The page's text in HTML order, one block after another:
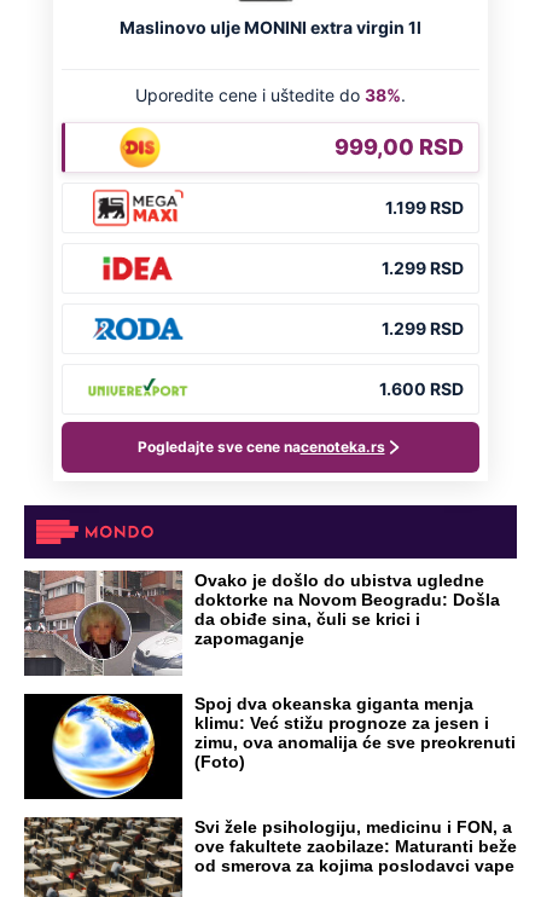
Ovako je došlo do ubistva ugledne
doktorke na Novom Beogradu: Došla
da obiđe sina, čuli se krici i
zapomaganje
Spoj dva okeanska giganta menja
klimu: Već stižu prognoze za jesen i
zimu, ova anomalija će sve preokrenuti
(Foto)
Svi žele psihologiju, medicinu i FON, a
ove fakultete zaobilaze: Maturanti beže
od smerova za kojima poslodavci vape